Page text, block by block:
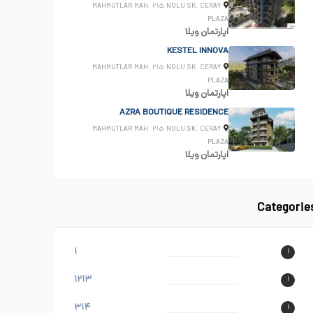
MAHMUTLAR MAH. ۲۱۵ NOLU SK. CERAY
PLAZA
اپارتمانویلا
KESTEL INNOVA
MAHMUTLAR MAH. ۲۱۵ NOLU SK. CERAY
PLAZA
اپارتمانویلا
AZRA BOUTIQUE RESIDENCE
MAHMUTLAR MAH. ۲۱۵ NOLU SK. CERAY
PLAZA
اپارتمانویلا
۱ ۱
۱۲۱۳ ۱
۳۱۴ ۱